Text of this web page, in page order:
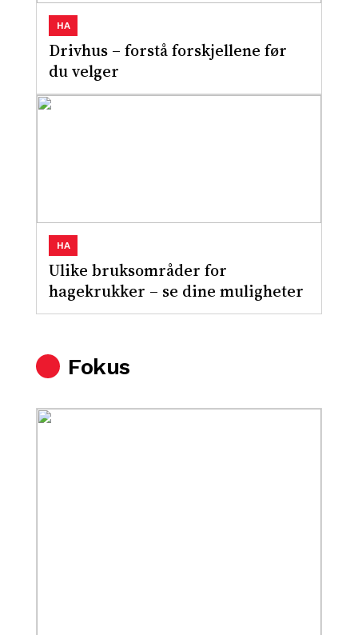
Drivhus – forstå forskjellene før
du velger
HA
Ulike bruksområder for
hagekrukker – se dine muligheter
HA
Fokus